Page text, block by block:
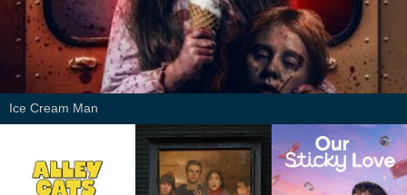
Ice Cream Man